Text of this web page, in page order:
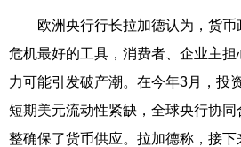
欧洲央行行长拉加德认为，货币
危机最好的工具，消费者、企业主
力可能引发破产潮。在今年3月，投
短期美元流动性紧缺，全球央行协
整确保了货币供应。拉加德称，接